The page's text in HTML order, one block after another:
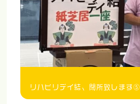
リハビリデイ結、閉所致します⑤